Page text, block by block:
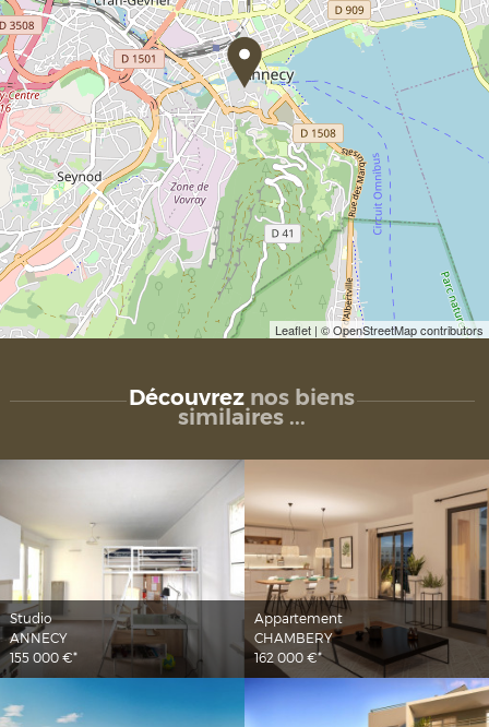
Leaflet | © OpenStreetMap contributors
Découvrez nos biens
similaires ...
Studio
ANNECY
155 000 €*
Appartement
CHAMBERY
162 000 €*